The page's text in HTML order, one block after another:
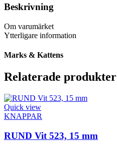
Beskrivning
Om varumärket
Ytterligare information
Marks & Kattens
Relaterade produkter
Quick view
KNAPPAR
RUND Vit 523, 15 mm